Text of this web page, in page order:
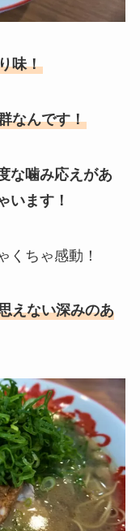
味！
なんです！
な噛み応えがあ
います！
くちゃ感動！
えない深みのあ